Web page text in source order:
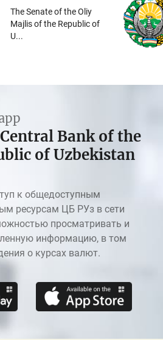
The Senate of the Oliy
Majlis of the Republic of
U...
Bank of the
of Uzbekistan
к общедоступным
ресурсам ЦБ РУз в сети
просматривать и
информацию, в том
о курсах валют.